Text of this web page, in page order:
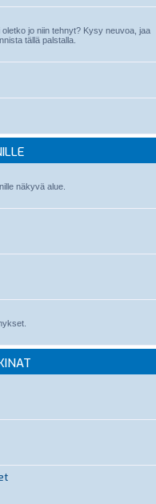
jo niin tehnyt? Kysy neuvoa, jaa
tällä palstalla.
näkyvä alue.